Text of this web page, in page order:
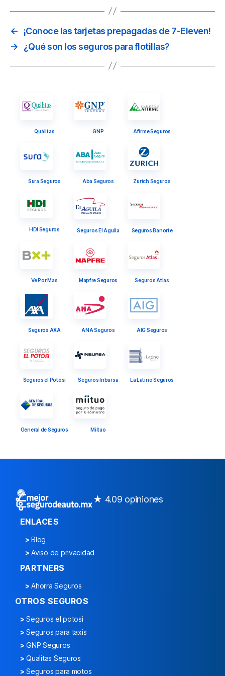
←
¡Conoce las tarjetas prepagadas de 7-Eleven!
→
¿Qué son los seguros para flotillas?
Quálitas GNP Afirme Seguros
Sura Seguros Aba Seguros Zurich Seguros
HDI Seguros Seguros El Aguila Seguros Banorte
Ve Por Mas Mapfre Seguros Seguros Atlas
Seguros AXA ANA Seguros AIG Seguros
Seguros el Potosi Seguros Inbursa La Latino Seguros
General de Seguros Miituo
★ 4.09 opiniones
ENLACES
> Blog
> Aviso de privacidad
PARTNERS
> Ahorra Seguros
OTROS SEGUROS
> Seguros el potosi
> Seguros para taxis
> GNP Seguros
> Qualitas Seguros
> Seguros para motos